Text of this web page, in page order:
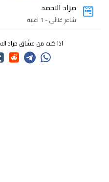
مراد الاحمد
شاعر غنائي - 1 اغنية
اذا كنت من عشاق مراد